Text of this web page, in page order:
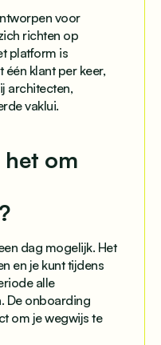
voor
richten op
platform is
klant per keer,
architecten,
vaklui.
om
dag mogelijk. Het
en je kunt tijdens
alle
De onboarding
om je wegwijs te